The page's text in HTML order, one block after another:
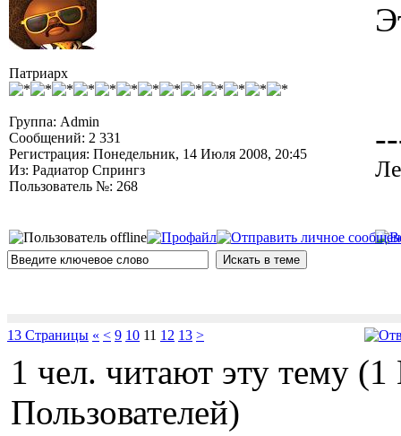
Патриарх
Группа: Admin
Сообщений: 2 331
Регистрация: Понедельник, 14 Июля 2008, 20:45
Из: Радиатор Спрингз
Пользователь №: 268
13 Страницы « < 9 10 11 12 13 >
1 чел. читают эту тему
Пользователей)